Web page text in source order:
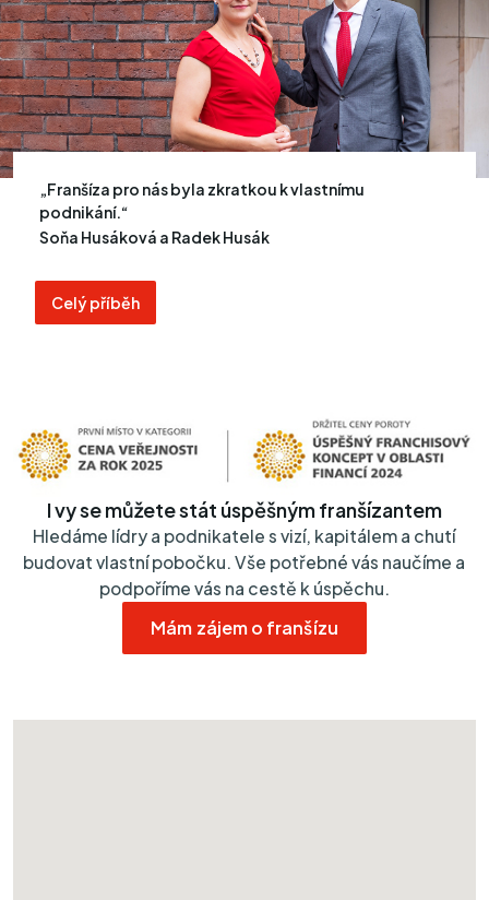
Franšíza pro nás byla zkratkou k vlastnímu
podnikání.
Soňa Husáková a Radek Husák
Celý příběh
I vy se můžete stát úspěšným franšízantem
Hledáme lídry a podnikatele s vizí, kapitálem a chutí
budovat vlastní pobočku. Vše potřebné vás naučíme a
podpoříme vás na cestě k úspěchu.
Mám zájem o franšízu